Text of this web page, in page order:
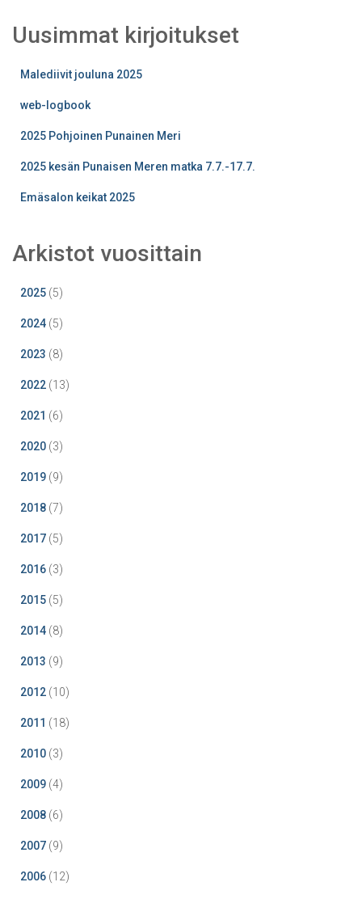
Uusimmat kirjoitukset
Malediivit jouluna 2025
web-logbook
2025 Pohjoinen Punainen Meri
2025 kesän Punaisen Meren matka 7.7.-17.7.
Emäsalon keikat 2025
Arkistot vuosittain
2025 (5)
2024 (5)
2023 (8)
2022 (13)
2021 (6)
2020 (3)
2019 (9)
2018 (7)
2017 (5)
2016 (3)
2015 (5)
2014 (8)
2013 (9)
2012 (10)
2011 (18)
2010 (3)
2009 (4)
2008 (6)
2007 (9)
2006 (12)